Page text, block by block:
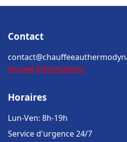
Contact
Accueil Informations
Horaires
Lun-Ven: 8h-19h
Service d'urgence 24/7